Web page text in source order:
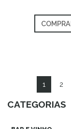
CATEGORIAS
1 2